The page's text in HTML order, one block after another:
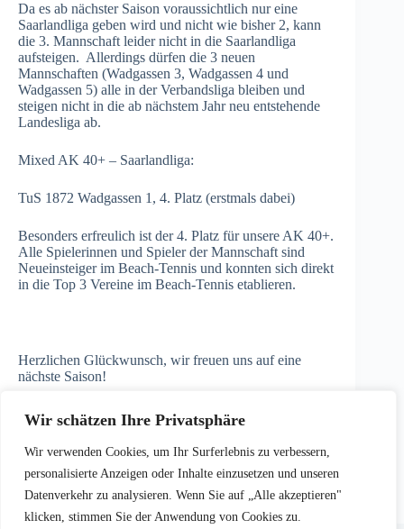
Wir schätzen Ihre Privatsphäre
Wir verwenden Cookies, um Ihr Surferlebnis zu verbessern,
personalisierte Anzeigen oder Inhalte einzusetzen und unseren
Datenverkehr zu analysieren. Wenn Sie auf „Alle akzeptieren"
klicken, stimmen Sie der Anwendung von Cookies zu.
Da es ab nächster Saison voraussichtlich nur eine
Saarlandliga geben wird und nicht wie bisher 2, kann
die 3. Mannschaft leider nicht in die Saarlandliga
aufsteigen. Allerdings dürfen die 3 neuen
Mannschaften (Wadgassen 3, Wadgassen 4 und
Wadgassen 5) alle in der Verbandsliga bleiben und
steigen nicht in die ab nächstem Jahr neu entstehende
Landesliga ab.
Mixed AK 40+ – Saarlandliga:
TuS 1872 Wadgassen 1, 4. Platz (erstmals dabei)
Besonders erfreulich ist der 4. Platz für unsere AK 40+.
Alle Spielerinnen und Spieler der Mannschaft sind
Neueinsteiger im Beach-Tennis und konnten sich direkt
in die Top 3 Vereine im Beach-Tennis etablieren.
Herzlichen Glückwunsch, wir freuen uns auf eine
nächste Saison!
Nachtrag: Hier
geht es zum offiziellen Abschlussbericht
des Saarländischen Tennisbundes.